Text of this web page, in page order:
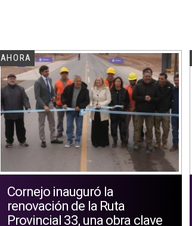
AHORA
Cornejo inauguró la
renovación de la Ruta
Provincial 33, una obra clave